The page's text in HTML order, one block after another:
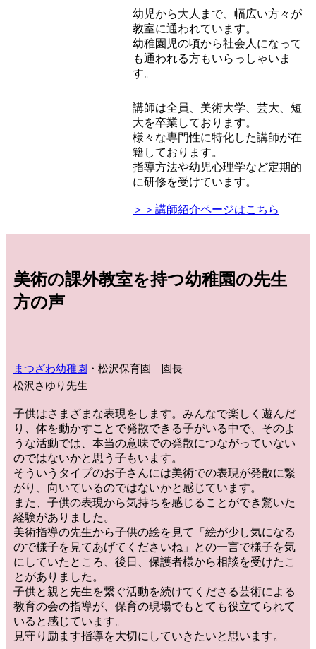
幼児から大人まで、幅広い方々が
教室に通われています。
幼稚園児の頃から社会人になって
も通われる方もいらっしゃいま
す。
講師は全員、美術大学、芸大、短
大を卒業しております。
様々な専門性に特化した講師が在
籍しております。
指導方法や幼児心理学など定期的
に研修を受けています。
＞＞講師紹介ページはこちら
美術の課外教室を持つ幼稚園の先生
方の声
まつざわ幼稚園 ・松沢保育園 園長
松沢さゆり先生
子供はさまざまな表現をします。みんなで楽しく遊んだ
り、体を動かすことで発散できる子がいる中で、そのよ
うな活動では、本当の意味での発散につながっていない
のではないかと思う子もいます。
そういうタイプのお子さんには美術での表現が発散に繋
がり、向いているのではないかと感じています。
また、子供の表現から気持ちを感じることができ驚いた
経験がありました。
美術指導の先生から子供の絵を見て「絵が少し気になる
ので様子を見てあげてくださいね」との一言で様子を気
にしていたところ、後日、保護者様から相談を受けたこ
とがありました。
子供と親と先生を繋ぐ活動を続けてくださる芸術による
教育の会の指導が、保育の現場でもとても役立てられて
いると感じています。
見守り励ます指導を大切にしていきたいと思います。